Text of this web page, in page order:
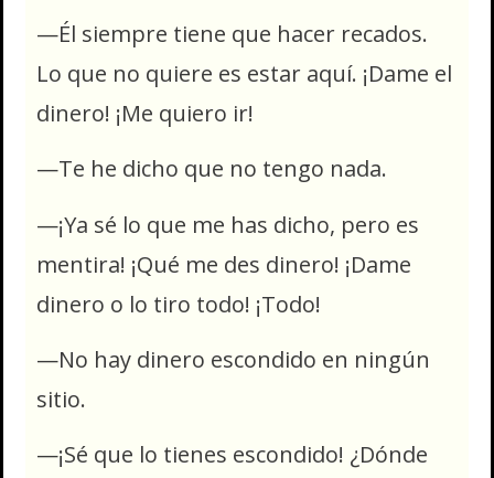
—Él siempre tiene que hacer recados.
Lo que no quiere es estar aquí. ¡Dame el
dinero! ¡Me quiero ir!
—Te he dicho que no tengo nada.
—¡Ya sé lo que me has dicho, pero es
mentira! ¡Qué me des dinero! ¡Dame
dinero o lo tiro todo! ¡Todo!
—No hay dinero escondido en ningún
sitio.
—¡Sé que lo tienes escondido! ¿Dónde